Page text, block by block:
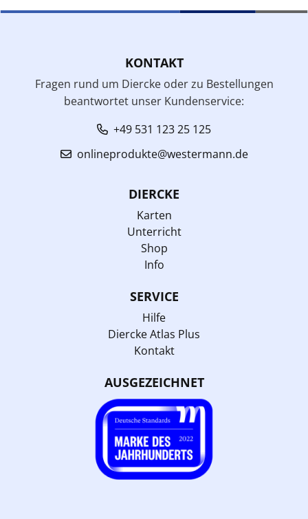
KONTAKT
Fragen rund um Diercke oder zu Bestellungen
beantwortet unser Kundenservice:
+49 531 123 25 125
onlineprodukte@westermann.de
DIERCKE
Karten
Unterricht
Shop
Info
SERVICE
Hilfe
Diercke Atlas Plus
Kontakt
AUSGEZEICHNET